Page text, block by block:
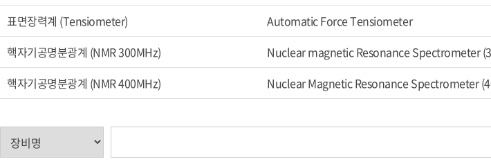
표면장력계 (Tensiometer)
Automatic Force Tensiometer
핵자기공명분광계 (NMR 300MHz)
Nuclear magnetic Resonance Spectrometer
핵자기공명분광계 (NMR 400MHz)
Nuclear Magnetic Resonance Spectrometer